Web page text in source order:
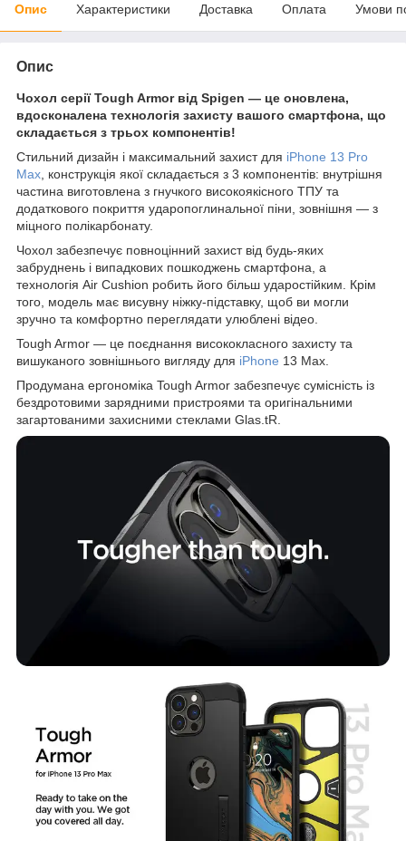
Опис Характеристики Доставка Оплата Умови
Опис
Чохол серії Tough Armor від Spigen — це оновлена,
вдосконалена технологія захисту вашого смартфона, що
складається з трьох компонентів!
Стильний дизайн і максимальний захист для iPhone 13 Pro
Max , конструкція якої складається з 3 компонентів: внутрішня
частина виготовлена з гнучкого високоякісного ТПУ та
додаткового покриття ударопоглинальної піни, зовнішня — з
міцного полікарбонату.
Чохол забезпечує повноцінний захист від будь-яких
забруднень і випадкових пошкоджень смартфона, а
технологія Air Cushion робить його більш ударостійким. Крім
того, модель має висувну ніжку-підставку, щоб ви могли
зручно та комфортно переглядати улюблені відео.
Tough Armor — це поєднання висококласного захисту та
вишуканого зовнішнього вигляду для iPhone 13 Max.
Продумана ергономіка Tough Armor забезпечує сумісність із
бездротовими зарядними пристроями та оригінальними
загартованими захисними стеклами Glas.tR.